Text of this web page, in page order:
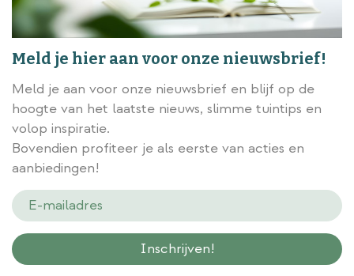
Meld je hier aan voor onze nieuwsbrief!
Meld je aan voor onze nieuwsbrief en blijf op de
hoogte van het laatste nieuws, slimme tuintips en
volop inspiratie.
Bovendien profiteer je als eerste van acties en
aanbiedingen!